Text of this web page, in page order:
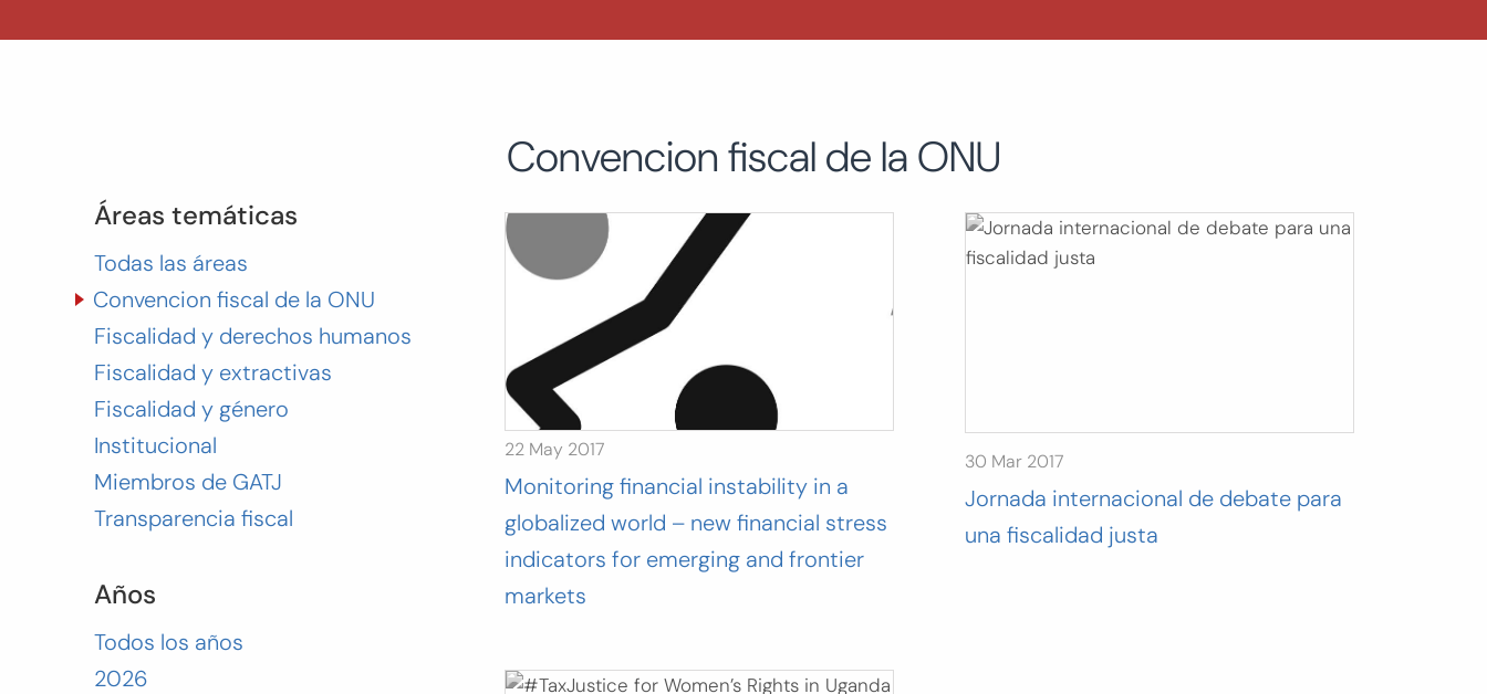
Áreas temáticas
Todas las áreas
Convencion fiscal de la ONU
Fiscalidad y derechos humanos
Fiscalidad y extractivas
Fiscalidad y género
Institucional
Miembros de GATJ
Transparencia fiscal
Años
Todos los años
2026
Convencion fiscal de la ONU
22 May 2017
Monitoring financial instability in a
globalized world – new financial stress
indicators for emerging and frontier
markets
30 Mar 2017
Jornada internacional de debate para
una fiscalidad justa